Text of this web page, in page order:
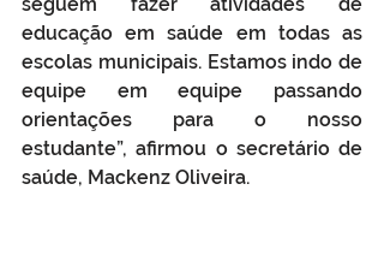
educação em saúde em todas as
escolas municipais. Estamos indo de
equipe em equipe passando
orientações para o nosso
estudante”, afirmou o secretário de
saúde, Mackenz Oliveira.